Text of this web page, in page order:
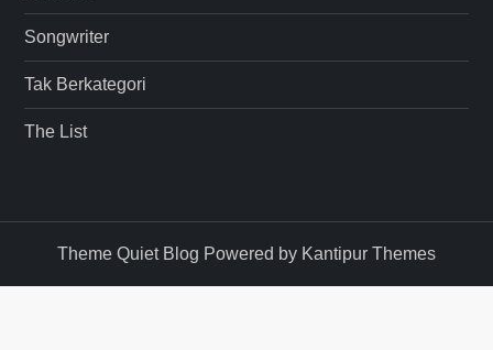
Songwriter
Tak Berkategori
The List
Theme Quiet Blog Powered by Kantipur Themes